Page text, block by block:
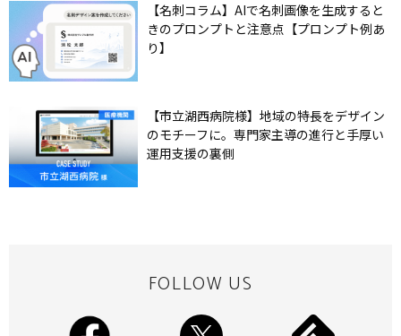
【名刺コラム】AIで名刺画像を生成すると
きのプロンプトと注意点【プロンプト例あ
り】
【市立湖西病院様】地域の特長をデザイン
のモチーフに。専門家主導の進行と手厚い
運用支援の裏側
FOLLOW US